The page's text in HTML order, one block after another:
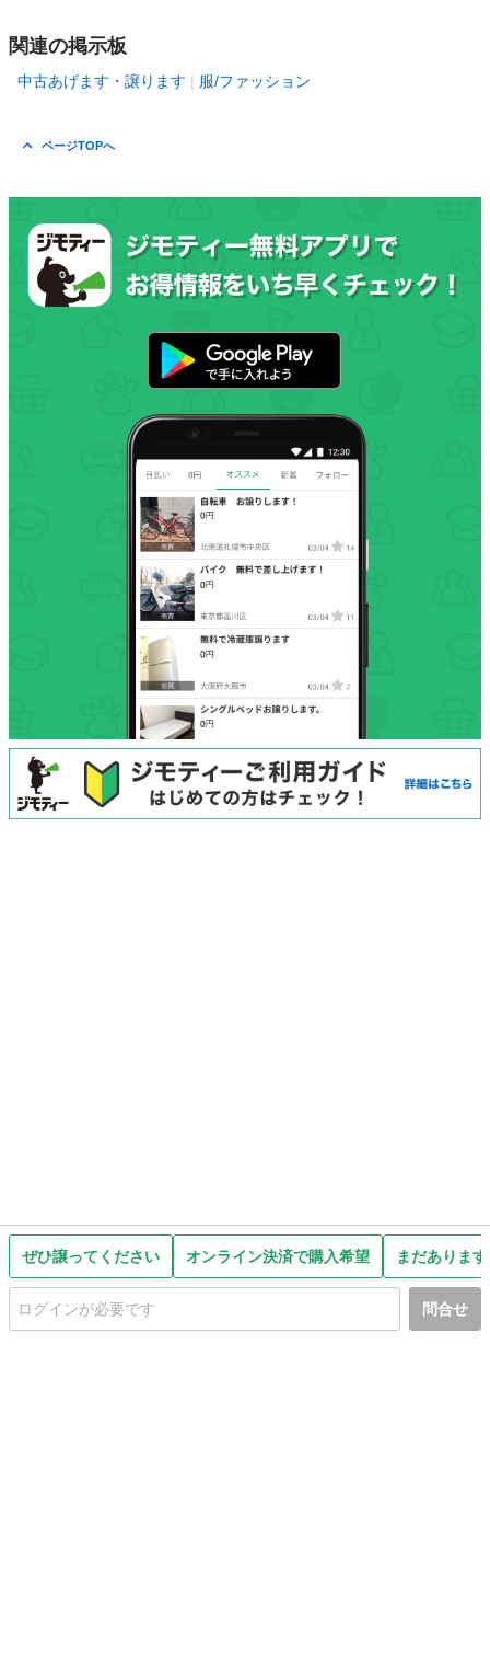
ぜひ譲ってください オンライン決済で購入希望 まだありま
問合せ
関連の掲示板
中古あげます・譲ります 服/ファッション
ページTOPへ